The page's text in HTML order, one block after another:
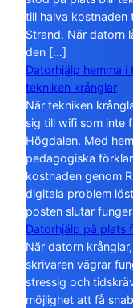
till halva kostnaden
Strand. När datorn
den […]
Datorhjälp hemma
tekniken krånglar
När tekniken
sig till wifi som inte
Högdalen. Med
pedagogiska
kostnaden genom
digitala problem
posten slutar
Datorhjälp på plats
När datorn
skrivaren vägrar
stressig och
möjlighet att få